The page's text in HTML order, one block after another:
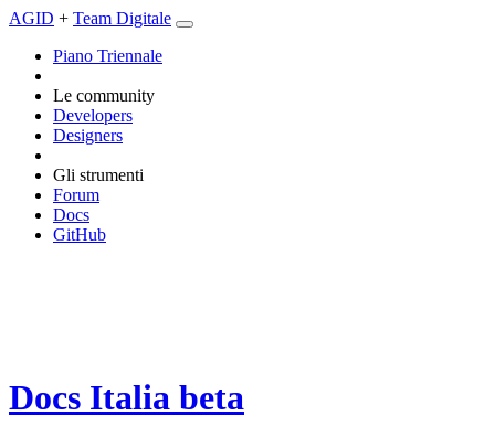
AGID + Team Digitale
Piano Triennale
Le community
Developers
Designers
Gli strumenti
Forum
Docs
GitHub
Docs Italia beta